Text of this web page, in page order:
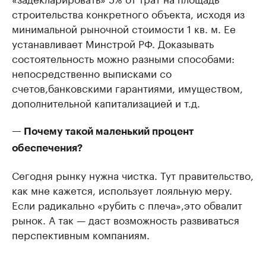
строительства конкретного объекта, исходя из
минимальной рыночной стоимости 1 кв. м. Ее
устанавливает Минстрой РФ. Доказывать
состоятельность можно разными способами:
непосредственно выписками со
счетов,банковскими гарантиями, имуществом,
дополнительной капитализацией и т.д.
— Почему такой маленький процент
обеспечения?
Сегодня рынку нужна чистка. Тут правительство,
как мне кажется, использует лояльную меру.
Если радикально «рубить с плеча»,это обвалит
рынок. А так — даст возможность развиваться
перспективным компаниям.